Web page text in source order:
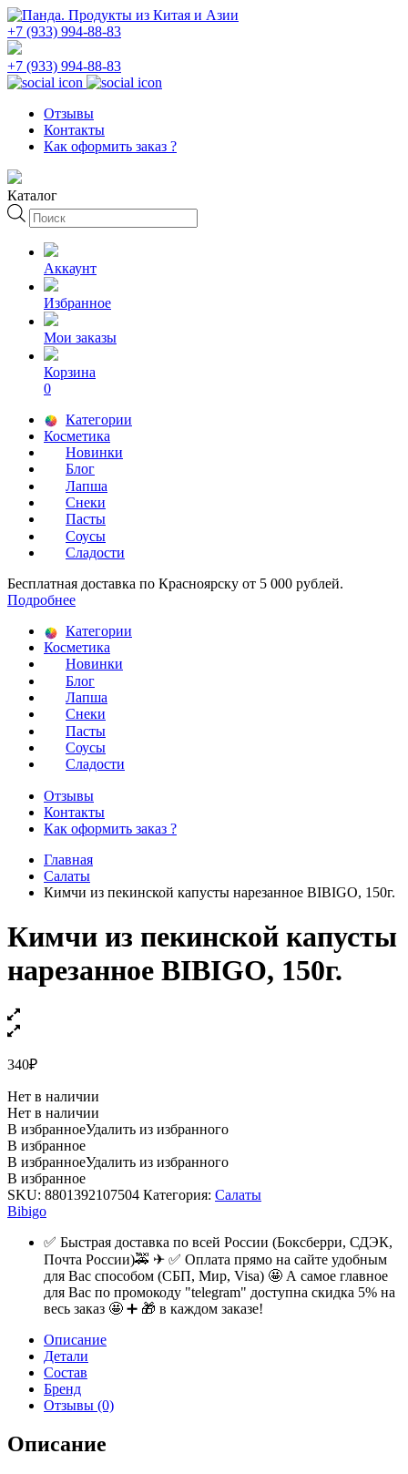
+7 (933) 994-88-83
+7 (933) 994-88-83
Отзывы
Контакты
Как оформить заказ ?
Каталог
Поиск
товаров
Аккаунт
Избранное
Мои заказы
Корзина
0
Категории
Косметика
Новинки
Блог
Лапша
Снеки
Пасты
Соусы
Сладости
Бесплатная доставка по Красноярску от 5 000 рублей.
Подробнее
Категории
Косметика
Новинки
Блог
Лапша
Снеки
Пасты
Соусы
Сладости
Отзывы
Контакты
Как оформить заказ ?
Главная
Салаты
Кимчи из пекинской капусты нарезанное BIBIGO, 150г.
Кимчи из пекинской капусты
нарезанное BIBIGO, 150г.
340₽
Нет в наличии
Нет в наличии
В избранноеУдалить из избранного
В избранное
В избранноеУдалить из избранного
В избранное
SKU: 8801392107504 Категория: Салаты
Bibigo
✅ Быстрая доставка по всей России (Боксберри, СДЭК,
Почта России)🚕 ✈ ✅ Оплата прямо на сайте удобным
для Вас способом (СБП, Мир, Visa) 🤩 А самое главное
для Вас по промокоду "telegram" доступна скидка 5% на
весь заказ 🤩 ➕ 🎁 в каждом заказе!
Описание
Детали
Состав
Бренд
Отзывы (0)
Описание